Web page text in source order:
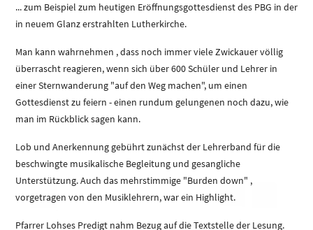
... zum Beispiel zum heutigen Eröffnungsgottesdienst des PBG in der
in neuem Glanz erstrahlten Lutherkirche.
Man kann wahrnehmen , dass noch immer viele Zwickauer völlig
überrascht reagieren, wenn sich über 600 Schüler und Lehrer in
einer Sternwanderung "auf den Weg machen", um einen
Gottesdienst zu feiern - einen rundum gelungenen noch dazu, wie
man im Rückblick sagen kann.
Lob und Anerkennung gebührt zunächst der Lehrerband für die
beschwingte musikalische Begleitung und gesangliche
Unterstützung. Auch das mehrstimmige "Burden down" ,
vorgetragen von den Musiklehrern, war ein Highlight.
Pfarrer Lohses Predigt nahm Bezug auf die Textstelle der Lesung.